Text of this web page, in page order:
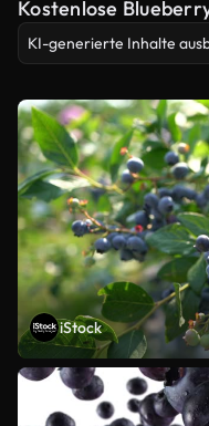
Kostenlose
KI-generierte Inhalte
iStock